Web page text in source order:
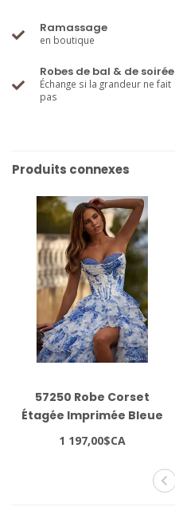
Ramassage
en boutique
Robes de bal & de soirée
Échange si la grandeur ne fait
pas
Produits connexes
57250 Robe Corset
Étagée Imprimée Bleue
1 197,00$CA